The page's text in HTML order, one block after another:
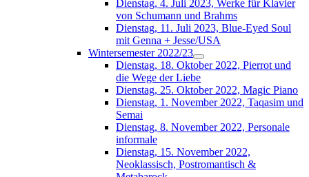
Dienstag, 4. Juli 2023, Werke für Klavier
von Schumann und Brahms
Dienstag, 11. Juli 2023, Blue-Eyed Soul
mit Genna + Jesse/USA
Wintersemester 2022/23
Dienstag, 18. Oktober 2022, Pierrot und
die Wege der Liebe
Dienstag, 25. Oktober 2022, Magic Piano
Dienstag, 1. November 2022, Taqasim und
Semai
Dienstag, 8. November 2022, Personale
informale
Dienstag, 15. November 2022,
Neoklassisch, Postromantisch &